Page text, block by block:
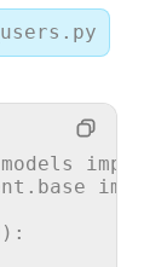
import
):